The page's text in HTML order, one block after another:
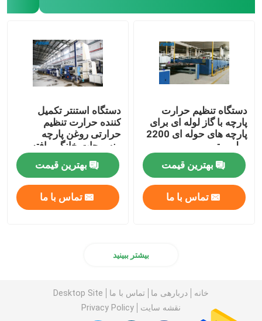
دستگاه تنظیم حرارت
پارچه با گاز لوله ای برای
پارچه های حوله ای 2200
میلی متر
بهترین قیمت
تماس با ما
دستگاه استنتر تکمیل
کننده حرارت تنظیم
حرارتی روغن پارچه
منسوجات خانگی بافته
شده
بهترین قیمت
تماس با ما
بیشتر ببینید
خانه دربارهی ما تماس با ما
Desktop Site
نقشه سایت
Privacy Policy